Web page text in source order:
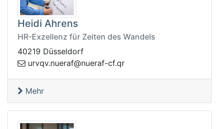
Heidi Ahrens
HR-Exzellenz für Zeiten des Wandels
40219 Düsseldorf
r
q.fc-fareun@fareun.vqvru
Mehr